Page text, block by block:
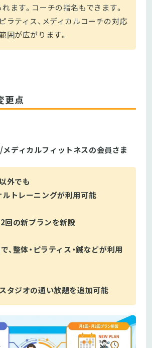
ます。コーチの指名もできます。
ラティス、メディカルコーチの対応
囲が広がります。
更点
ディカルフィットネスの会員さま
外でも
トレーニングが利用可能
2回の新プランを新設
、整体・ピラティス・鍼などが利用
タジオの通い放題を追加可能